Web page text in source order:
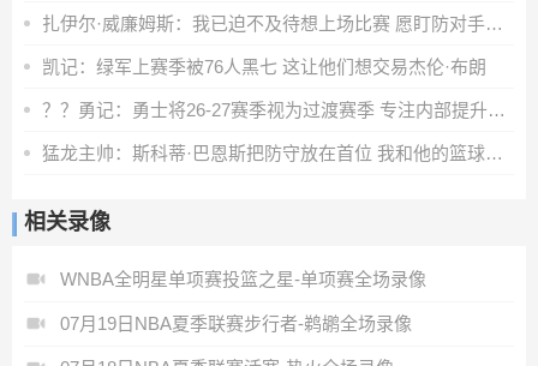
扎伊尔·威廉姆斯：我已迫不及待想上场比赛 愿盯防对手核心
凯记：绿军上赛季被76人黑七 这让他们想交易杰伦·布朗
？？勇记：勇士将26-27赛季视为过渡赛季 专注内部提升而非引援
猛龙主帅：斯科蒂·巴恩斯把防守放在首位 我和他的篮球理念一致
相关录像
WNBA全明星单项赛投篮之星-单项赛全场录像
07月19日NBA夏季联赛步行者-鹈鹕全场录像